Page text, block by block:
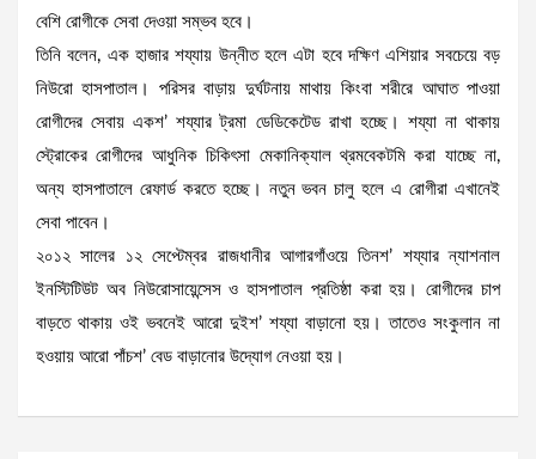
বেশি রোগীকে সেবা দেওয়া সম্ভব হবে।
তিনি বলেন, এক হাজার শয্যায় উন্নীত হলে এটা হবে দক্ষিণ এশিয়ার সবচেয়ে বড়
নিউরো হাসপাতাল। পরিসর বাড়ায় দুর্ঘটনায় মাথায় কিংবা শরীরে আঘাত পাওয়া
রোগীদের সেবায় একশ’ শয্যার ট্রমা ডেডিকেটেড রাখা হচ্ছে। শয্যা না থাকায়
স্ট্রোকের রোগীদের আধুনিক চিকিৎসা মেকানিক্যাল থ্রমবেকটমি করা যাচ্ছে না,
অন্য হাসপাতালে রেফার্ড করতে হচ্ছে। নতুন ভবন চালু হলে এ রোগীরা এখানেই
সেবা পাবেন।
২০১২ সালের ১২ সেপ্টেম্বর রাজধানীর আগারগাঁওয়ে তিনশ’ শয্যার ন্যাশনাল
ইনস্টিটিউট অব নিউরোসায়েন্সেস ও হাসপাতাল প্রতিষ্ঠা করা হয়। রোগীদের চাপ
বাড়তে থাকায় ওই ভবনেই আরো দুইশ’ শয্যা বাড়ানো হয়। তাতেও সংকুলান না
হওয়ায় আরো পাঁচশ’ বেড বাড়ানোর উদ্যোগ নেওয়া হয়।